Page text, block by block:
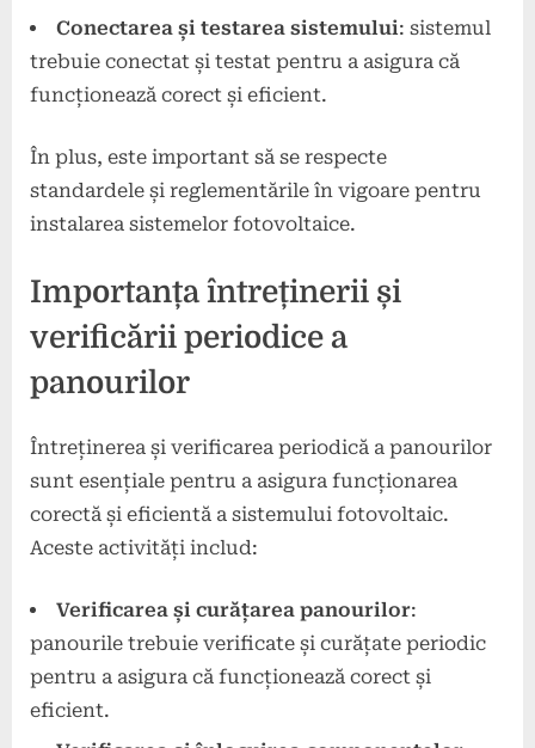
Conectarea și testarea sistemului: sistemul
trebuie conectat și testat pentru a asigura că
funcționează corect și eficient.
În plus, este important să se respecte
standardele și reglementările în vigoare pentru
instalarea sistemelor fotovoltaice.
Importanța întreținerii și
verificării periodice a
panourilor
Întreținerea și verificarea periodică a panourilor
sunt esențiale pentru a asigura funcționarea
corectă și eficientă a sistemului fotovoltaic.
Aceste activități includ:
Verificarea și curățarea panourilor:
panourile trebuie verificate și curățate periodic
pentru a asigura că funcționează corect și
eficient.